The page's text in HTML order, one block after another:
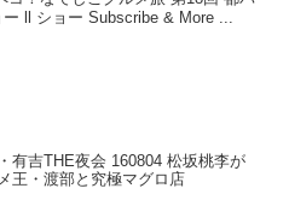
ll ショー Subscribe & More ...
有吉THE夜会 160804 松坂桃李が
王・渡部と究極マグロ店